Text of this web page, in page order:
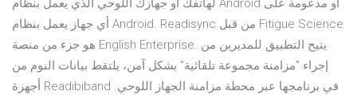
لهاتفك أو جهازك اللوحي الذي يعمل بنظام Android أو مدعومة على
أي جهاز يعمل بنظام Android. Readisync من قبل Fitigue Science
هو جزء من منصة English Enterprise. يتيح التطبيق للمديرين من
إجراء "مزامنة مجموعة تلقائية" بشكل آمن، يلتقط بيانات النوم من
أجهزة Readibiband في برنامجها عبر محطة مزامنة الجهاز اللوحي.